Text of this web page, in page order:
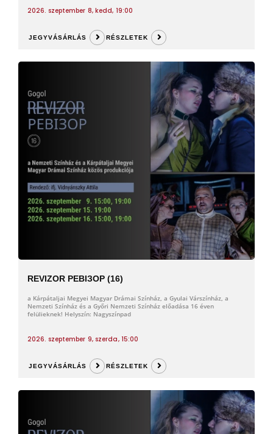
2026. szeptember 8, kedd, 19:00
JEGYVÁSÁRLÁS RÉSZLETEK
REVIZOR РЕВІЗОР (16)
a Kárpátaljai Megyei Magyar Drámai Színház, a Gyulai Várszínház, a
Nemzeti Színház és a Győri Nemzeti Színház előadása 16 éven
felülieknek! Helyszín: Nagyszínpad
2026. szeptember 9, szerda, 15:00
JEGYVÁSÁRLÁS RÉSZLETEK